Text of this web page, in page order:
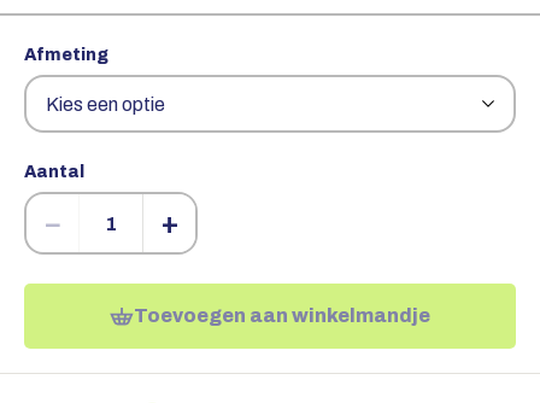
Afmeting
Aantal
− +
Toevoegen aan winkelmandje